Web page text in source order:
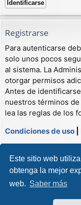
Este sitio web
obtenga la mejor
web. Saber más
Registrarse
Para autenticarse
solo unos pocos
al sistema. La
otorgar permisos
Antes de
nuestros términos
lea las reglas de los
Condiciones de uso
Registrarse
Inicio (Web) Foro Punta
Desarrollado por